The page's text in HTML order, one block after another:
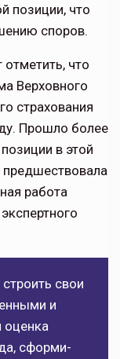
позиции, что
споров.
от­метить, что
Верховного
страхования
Прошло более
в этой
работа
свои
и
оценка
сформи­